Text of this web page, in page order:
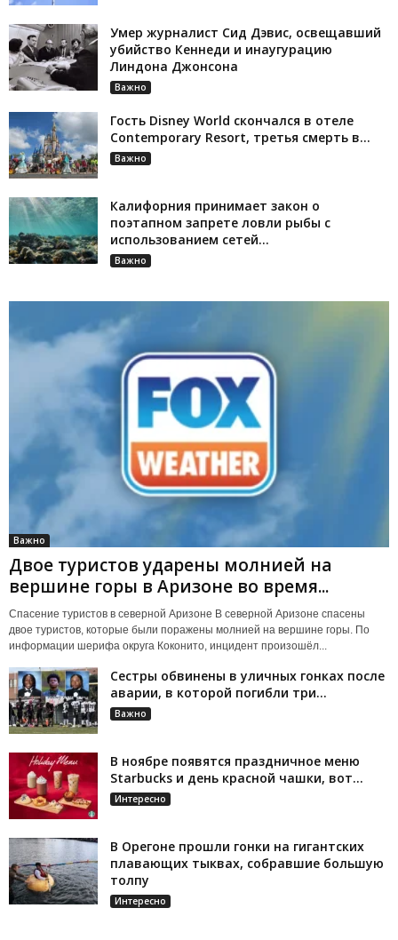
Умер журналист Сид Дэвис, освещавший
убийство Кеннеди и инаугурацию
Линдона Джонсона
Важно
Гость Disney World скончался в отеле
Contemporary Resort, третья смерть в...
Важно
Калифорния принимает закон о
поэтапном запрете ловли рыбы с
использованием сетей...
Важно
Важно
Двое туристов ударены молнией на
вершине горы в Аризоне во время...
Спасение туристов в северной Аризоне В северной Аризоне спасены
двое туристов, которые были поражены молнией на вершине горы. По
информации шерифа округа Коконито, инцидент произошёл...
Сестры обвинены в уличных гонках после
аварии, в которой погибли три...
Важно
В ноябре появятся праздничное меню
Starbucks и день красной чашки, вот...
Интересно
В Орегоне прошли гонки на гигантских
плавающих тыквах, собравшие большую
толпу
Интересно